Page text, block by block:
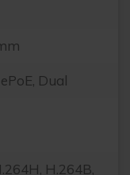
Dual
H.264B,